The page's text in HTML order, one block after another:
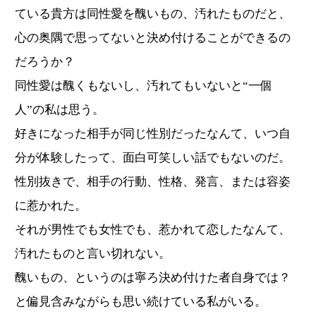
ている貴方は同性愛を醜いもの、汚れたものだと、
心の奥隅で思ってないと決め付けることができるの
だろうか？
同性愛は醜くもないし、汚れてもいないと“一個
人”の私は思う。
好きになった相手が同じ性別だったなんて、いつ自
分が体験したって、面白可笑しい話でもないのだ。
性別抜きで、相手の行動、性格、発言、または容姿
に惹かれた。
それが男性でも女性でも、惹かれて恋したなんて、
汚れたものと言い切れない。
醜いもの、というのは寧ろ決め付けた者自身では？
と偏見含みながらも思い続けている私がいる。